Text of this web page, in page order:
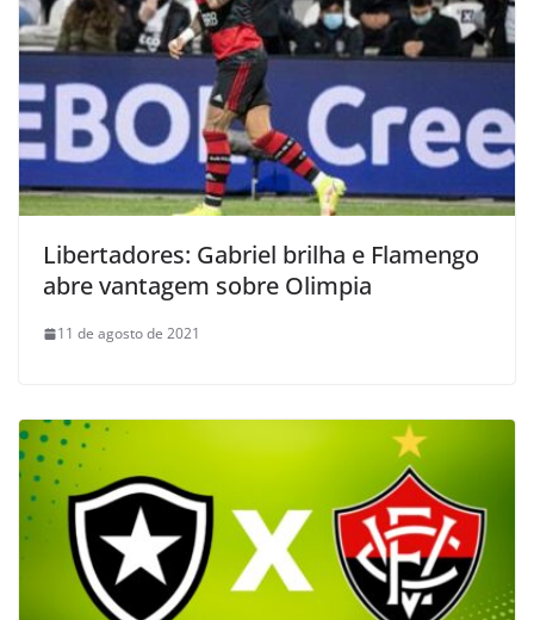
Libertadores: Gabriel brilha e Flamengo
abre vantagem sobre Olimpia
11 de agosto de 2021